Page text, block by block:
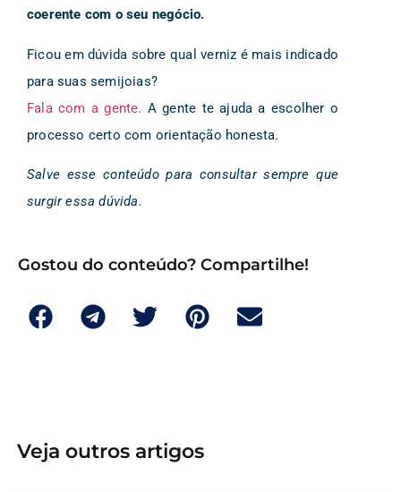
coerente com o seu negócio.
Ficou em dúvida sobre qual verniz é mais indicado
para suas semijoias?
Fala com a gente. A gente te ajuda a escolher o
processo certo com orientação honesta.
Salve esse conteúdo para consultar sempre que
surgir essa dúvida.
Gostou do conteúdo? Compartilhe!
Veja outros artigos